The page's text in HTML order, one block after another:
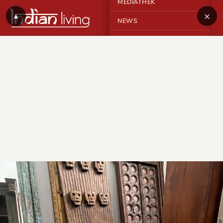
MEDIATHEK
NEWS ×
▲